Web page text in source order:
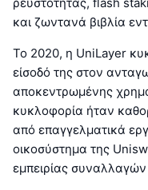
και ζωντανά βιβλία
Το 2020, η UniLayer
είσοδό της στον
αποκεντρωμένης
κυκλοφορία ήταν
από επαγγελματικά
οικοσύστημα της
εμπειρίας συναλλαγών